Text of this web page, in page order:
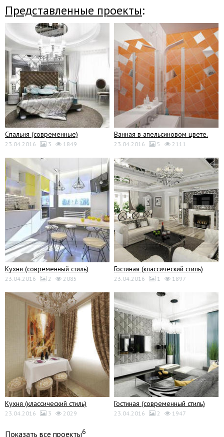
Представленные проекты:
Спальня (современные)
23.04.2016 3 1849
Ванная в апельсиновом цвете.
23.04.2016 5 2111
Кухня (современный стиль)
23.04.2016 2 2085
Гостиная (классический стиль)
23.04.2016 1 1897
Кухня (классический стиль)
23.04.2016 3 2029
Гостиная (современный стиль)
23.04.2016 2 1947
Показать все проекты6